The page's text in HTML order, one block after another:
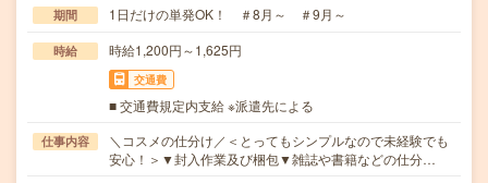
期間 1日だけの単発OK！ ＃8月～ ＃9月～
時給 時給1,200円～1,625円
交通費
■ 交通費規定内支給 ※派遣先による
仕事内容
＼コスメの仕分け／＜とってもシンプルなので未経験でも
安心！＞▼封入作業及び梱包▼雑誌や書籍などの仕分…